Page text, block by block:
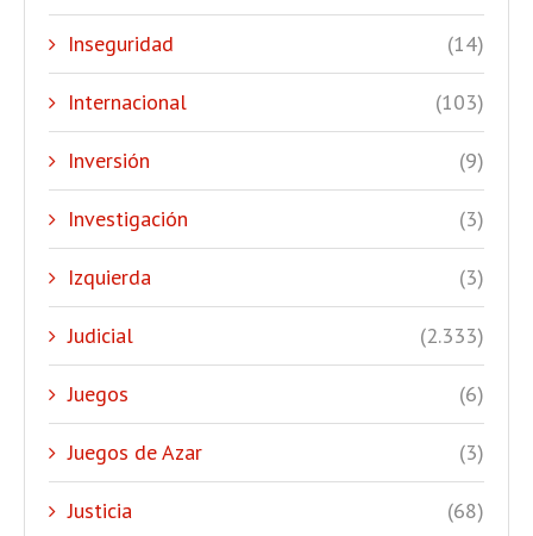
Inseguridad (14)
Internacional (103)
Inversión (9)
Investigación (3)
Izquierda (3)
Judicial (2.333)
Juegos (6)
Juegos de Azar (3)
Justicia (68)